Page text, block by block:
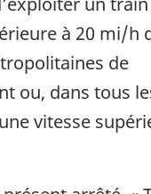
à 20 mi/h
de
ou, dans tous
vitesse